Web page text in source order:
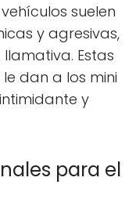
suelen
y agresivas,
Estas
dan a los mini
y
para el